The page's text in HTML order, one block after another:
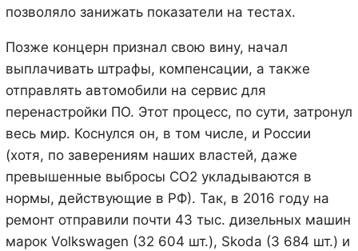
позволяло занижать показатели на тестах.
Позже концерн признал свою вину, начал
выплачивать штрафы, компенсации, а также
отправлять автомобили на сервис для
перенастройки ПО. Этот процесс, по сути, затронул
весь мир. Коснулся он, в том числе, и России
(хотя, по заверениям наших властей, даже
превышенные выбросы СО2 укладываются в
нормы, действующие в РФ). Так, в 2016 году на
ремонт отправили почти 43 тыс. дизельных машин
марок Volkswagen (32 604 шт.), Skoda (3 684 шт.) и